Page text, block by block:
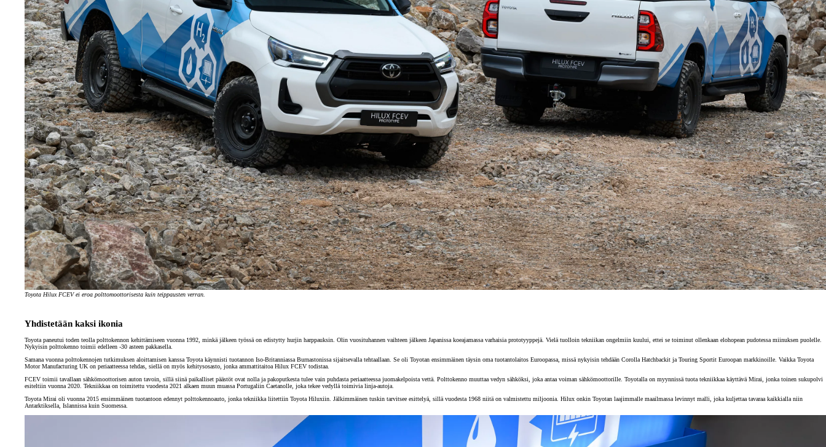
Toyota Hilux FCEV ei eroa polttomoottorisesta kuin teippausten verran.
Yhdistetään kaksi ikonia
Toyota paneutui toden teolla polttokennon kehittämiseen vuonna 1992, minkä jälkeen työssä on edistytty hurjin harppauksin. Olin vuosituhannen vaihteen jälkeen Japanissa koeajamassa varhaisia prototyyppejä. Vielä tuolloin tekniikan ongelmiin kuului, ettei se toiminut ollenkaan elohopean pudotessa miinuksen puolelle.
Nykyisin polttokenno toimii edelleen -30 asteen pakkasella.
Samana vuonna polttokennojen tutkimuksen aloittamisen kanssa Toyota käynnisti tuotannon Iso-Britanniassa Burnastonissa sijaitsevalla tehtaallaan. Se oli Toyotan ensimmäinen täysin oma tuotantolaitos Euroopassa, missä nykyisin tehdään Corolla Hatchbackit ja Touring Sportit Euroopan markkinoille. Vaikka Toyota
Motor Manufacturing UK on periaatteessa tehdas, siellä on myös kehitysosasto, jonka ammattitaitoa Hilux FCEV todistaa.
FCEV toimii tavallaan sähkömoottorisen auton tavoin, sillä siinä paikalliset päästöt ovat nolla ja pakoputkesta tulee vain puhdasta periaatteessa juomakelpoista vettä. Polttokenno muuttaa vedyn sähköksi, joka antaa voiman sähkömoottorille. Toyotalla on myynnissä tuota tekniikkaa käyttävä Mirai, jonka toinen sukupolvi
esiteltiin vuonna 2020. Tekniikkaa on toimitettu vuodesta 2021 alkaen muun muassa Portugaliin Caetanolle, joka tekee vedyllä toimivia linja-autoja.
Toyota Mirai oli vuonna 2015 ensimmäinen tuotantoon edennyt polttokennoauto, jonka tekniikka liitettiin Toyota Hiluxiin. Jälkimmäinen tuskin tarvitsee esittelyä, sillä vuodesta 1968 niitä on valmistettu miljoonia. Hilux onkin Toyotan laajimmalle maailmassa levinnyt malli, joka kuljettaa tavaraa kaikkialla niin
Antarktiksella, Islannissa kuin Suomessa.